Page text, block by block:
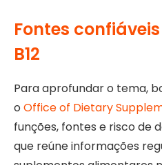
Fontes
B12
Para aprofundar o tema,
o Office of Dietary
funções, fontes e risco de
que reúne informações